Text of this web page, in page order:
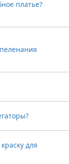
платье?
для